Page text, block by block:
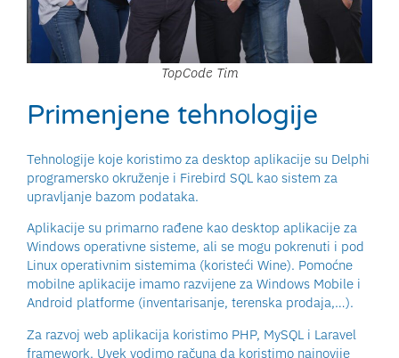
TopCode Tim
Primenjene tehnologije
Tehnologije koje koristimo za desktop aplikacije su Delphi
programersko okruženje i Firebird SQL kao sistem za
upravljanje bazom podataka.
Aplikacije su primarno rađene kao desktop aplikacije za
Windows operativne sisteme, ali se mogu pokrenuti i pod
Linux operativnim sistemima (koristeći Wine). Pomoćne
mobilne aplikacije imamo razvijene za Windows Mobile i
Android platforme (inventarisanje, terenska prodaja,…).
Za razvoj web aplikacija koristimo PHP, MySQL i Laravel
framework. Uvek vodimo računa da koristimo najnovije